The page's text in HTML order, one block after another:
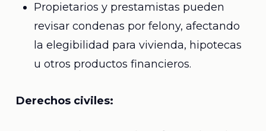
Propietarios y prestamistas pueden
revisar condenas por felony, afectando
la elegibilidad para vivienda, hipotecas
u otros productos financieros.
Derechos civiles: